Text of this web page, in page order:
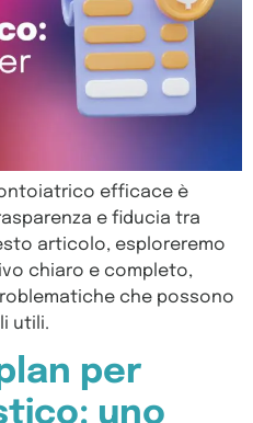
efficace è
e fiducia tra
articolo, esploreremo
chiaro e completo,
che possono
utili.
per
uno